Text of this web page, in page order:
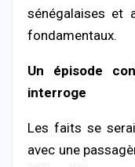
sénégalaises et
fondamentaux.
Un épisode
interroge
Lesfaitsse
avec une